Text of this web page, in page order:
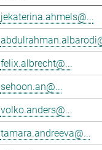
jekaterina.ahmels@...
felix.albrecht@...
sehoon.an@...
volko.anders@...
tamara.andreeva@...